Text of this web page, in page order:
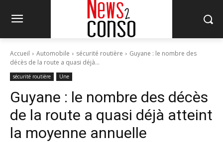
Accueil Automobile sécurité routière
Guyane : le nombre des
décès de la route a quasi déjà...
sécurité routière Une
Guyane : le nombre des décès
de la route a quasi déjà atteint
la moyenne annuelle